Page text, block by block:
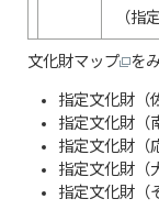
（指
文化財マップ を
指定文化財（
指定文化財
指定文化財
指定文化財
指定文化財